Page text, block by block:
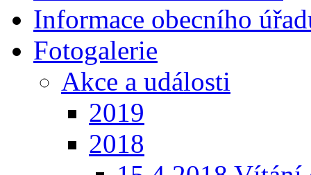
Informace obecního
Fotogalerie
Akce a události
2019
2018